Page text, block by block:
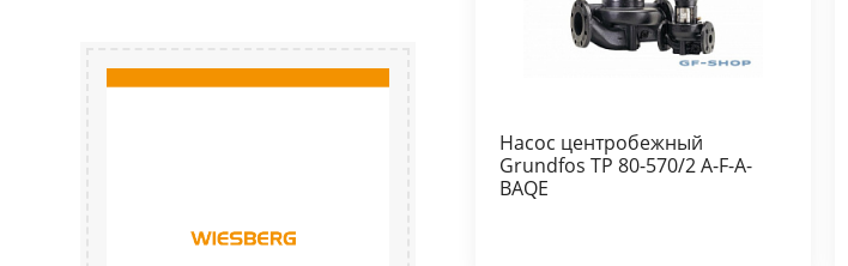
Насос центробежный
Grundfos TP 80-570/2 A-F-A-
BAQE